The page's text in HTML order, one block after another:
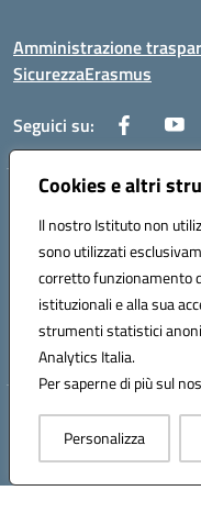
Cookies e altri
Il nostro Istituto non
sono utilizzati
corretto funzionamento
istituzionali e alla sua
strumenti statistici
Analytics Italia.
Per saperne di più sul
Personalizza
Amministrazione
SicurezzaErasmus
Seguici su:
Centralino:0885.426034
Posta elettronica certificata
Codice fiscale:
Codice meccanografico:
Codice unico di fatturazione
Hosting &
Concept &